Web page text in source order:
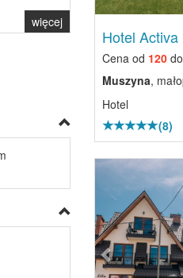
więcej
Hotel Activa
Cena od 120do
Muszyna,
Hotel
(8)
Previous